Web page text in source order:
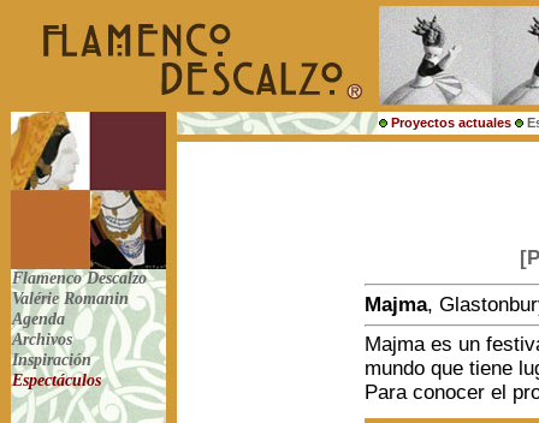
Proyectos actuales
Flamenco Descalzo
Valérie Romanin
Agenda
Archivos
Inspiración
Espectáculos
Majma,
Majma es un
mundo que tiene
Para conocer el